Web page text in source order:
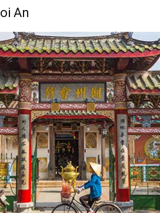
An